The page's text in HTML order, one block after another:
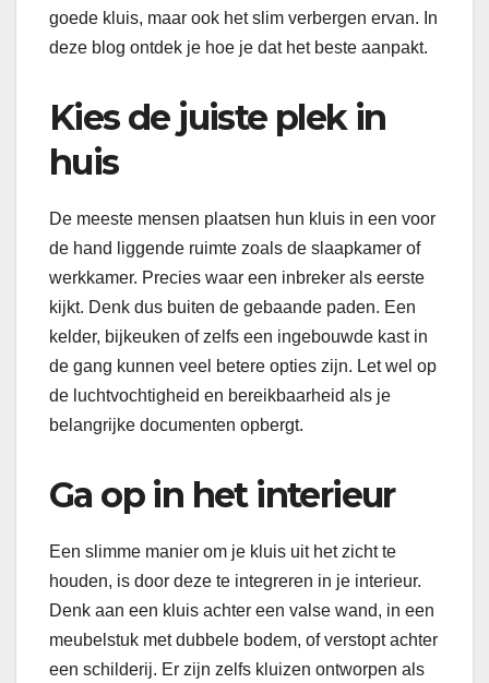
goede kluis, maar ook het slim verbergen ervan. In
deze blog ontdek je hoe je dat het beste aanpakt.
Kies de juiste plek in
huis
De meeste mensen plaatsen hun kluis in een voor
de hand liggende ruimte zoals de slaapkamer of
werkkamer. Precies waar een inbreker als eerste
kijkt. Denk dus buiten de gebaande paden. Een
kelder, bijkeuken of zelfs een ingebouwde kast in
de gang kunnen veel betere opties zijn. Let wel op
de luchtvochtigheid en bereikbaarheid als je
belangrijke documenten opbergt.
Ga op in het interieur
Een slimme manier om je kluis uit het zicht te
houden, is door deze te integreren in je interieur.
Denk aan een kluis achter een valse wand, in een
meubelstuk met dubbele bodem, of verstopt achter
een schilderij. Er zijn zelfs kluizen ontworpen als